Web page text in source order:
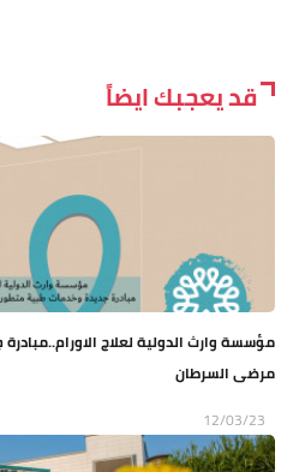
قد يعجبك ايضاً
مؤسسة وارث الدولية لعلاج
مرضى السرطان
12/03/23